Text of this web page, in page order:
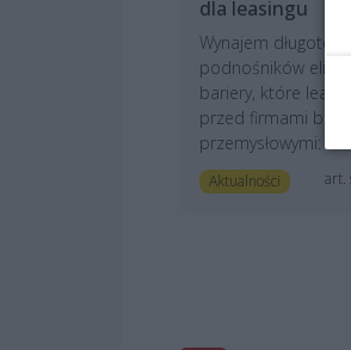
dla leasingu
Wynajem
podnośników
bariery, które
przed firmami
przemysłowymi:
Aktualności art.